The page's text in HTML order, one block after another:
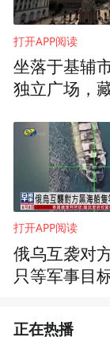
打开APP阅读
坐落于基辅
独立广场，
事
打开APP阅读
俄乌互袭对
只等军事目
正在热播